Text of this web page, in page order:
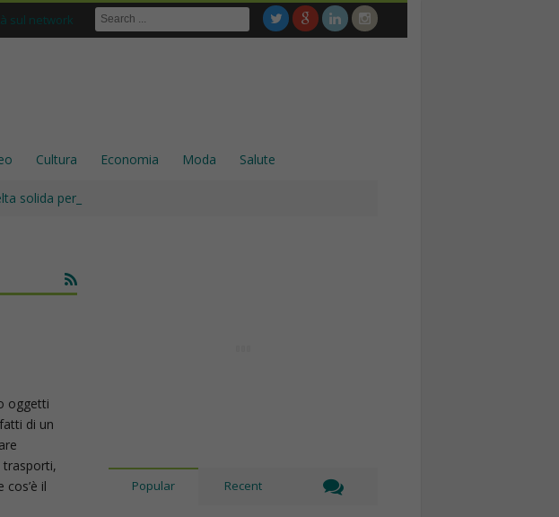
sul network
Cultura Economia Moda Salute
solida per gli interni
oggetti
di un
trasporti,
cos’è il
Popular Recent